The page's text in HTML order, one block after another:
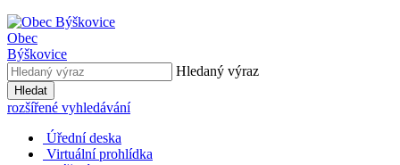
Obec
Býškovice
Hledaný výraz
Hledat
rozšířené vyhledávání
Úřední deska
Virtuální prohlídka